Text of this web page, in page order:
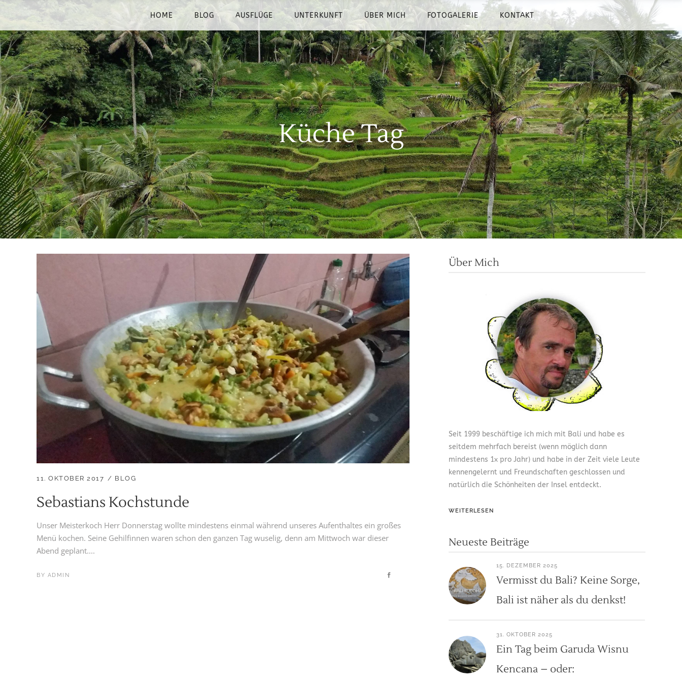
HOME BLOG AUSFLÜGE UNTERKUNFT ÜBER MICH FOTOGALERIE KONTAKT
Küche Tag
11. OKTOBER 2017 BLOG
Sebastians Kochstunde
Unser Meisterkoch Herr Donnerstag wollte mindestens einmal während unseres Aufenthaltes ein großes
Menü kochen. Seine Gehilfinnen waren schon den ganzen Tag wuselig, denn am Mittwoch war dieser
Abend geplant....
BY ADMIN
Über Mich
Seit 1999 beschäftige ich mich mit Bali und habe es
seitdem mehrfach bereist (wenn möglich dann
mindestens 1x pro Jahr) und habe in der Zeit viele Leute
kennengelernt und Freundschaften geschlossen und
natürlich die Schönheiten der Insel entdeckt.
WEITERLESEN
Neueste Beiträge
15. DEZEMBER 2025
Vermisst du Bali? Keine Sorge,
Bali ist näher als du denkst!
31. OKTOBER 2025
Ein Tag beim Garuda Wisnu
Kencana – oder: